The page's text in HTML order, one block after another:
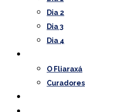
Dia 2
Dia 3
Dia 4
O Fliaraxá
Curadores